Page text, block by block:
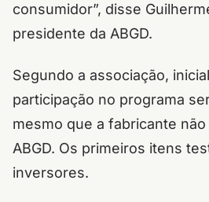
consumidor”, disse
presidente da ABGD.
Segundo a associação,
participação no programa
mesmo que a fabricante
ABGD. Os primeiros itens
inversores.